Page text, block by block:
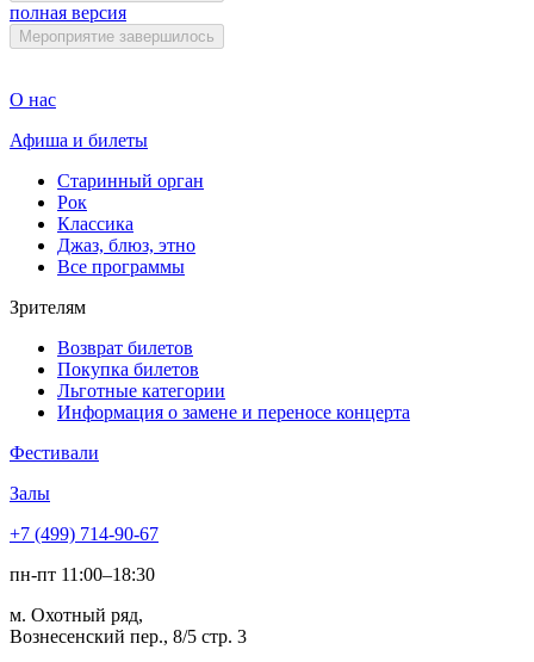
полная версия
Мероприятие завершилось
О нас
Афиша и билеты
Старинный орган
Рок
Классика
Джаз, блюз, этно
Все программы
Зрителям
Возврат билетов
Покупка билетов
Льготные категории
Информация о замене и переносе концерта
Фестивали
Залы
+7 (499) 714-90-67
пн-пт 11:00–18:30
м. Охотный ряд,
Вознесенский пер., 8/5 стр. 3